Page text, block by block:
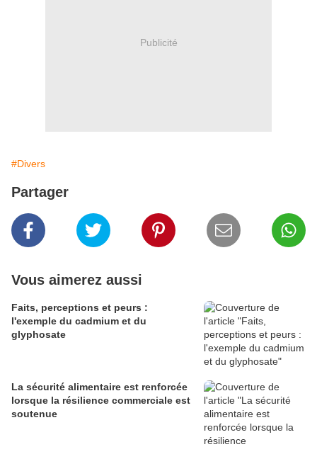
Publicité
#Divers
Partager
Vous aimerez aussi
Faits, perceptions et peurs :
l'exemple du cadmium et du
glyphosate
La sécurité alimentaire est renforcée
lorsque la résilience commerciale est
soutenue